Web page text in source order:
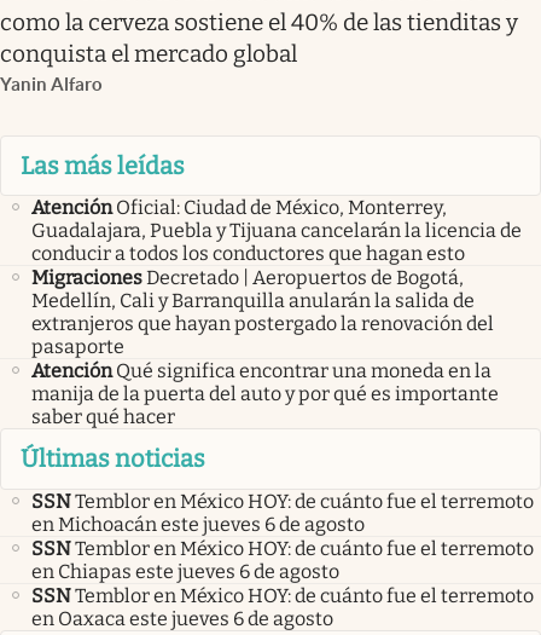
como la cerveza sostiene el 40% de las tienditas y
conquista el mercado global
Yanin Alfaro
Las más leídas
Atención Oficial: Ciudad de México, Monterrey,
Guadalajara, Puebla y Tijuana cancelarán la licencia de
conducir a todos los conductores que hagan esto
MigracionesDecretado | Aeropuertos de Bogotá,
Medellín, Cali y Barranquilla anularán la salida de
extranjeros que hayan postergado la renovación del
pasaporte
Atención Qué significa encontrar una moneda en la
manija de la puerta del auto y por qué es importante
saber qué hacer
Últimas noticias
SSNTemblor en México HOY: de cuánto fue el terremoto
en Michoacán este jueves 6 de agosto
SSNTemblor en México HOY: de cuánto fue el terremoto
en Chiapas este jueves 6 de agosto
SSNTemblor en México HOY: de cuánto fue el terremoto
en Oaxaca este jueves 6 de agosto